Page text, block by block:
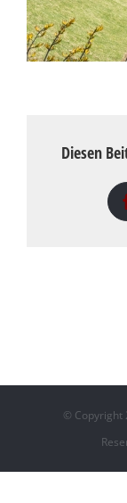
Diesen
© Copyright